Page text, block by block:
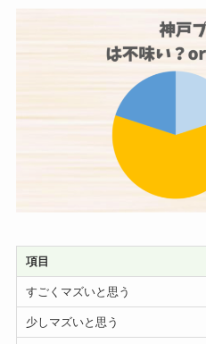
項目
すごくマズいと思う
少しマズいと思う